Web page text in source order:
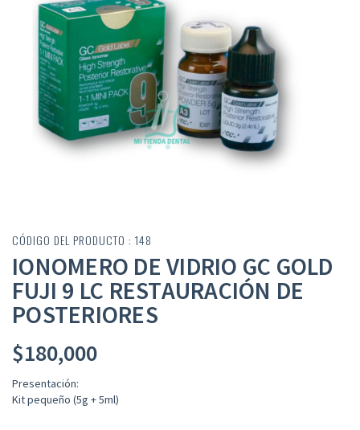
CÓDIGO DEL PRODUCTO : 148
IONOMERO DE VIDRIO GC GOLD
FUJI 9 LC RESTAURACIÓN DE
POSTERIORES
$180,000
Presentación:
Kit pequeño (5g + 5ml)